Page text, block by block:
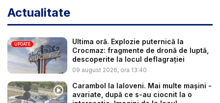
Actualitate
UPDATE
Ultima oră. Explozie puternică la
Crocmaz: fragmente de dronă de luptă,
descoperite la locul deflagrației
09 august 2026, ora 13:40
Carambol la Ialoveni. Mai multe mașini -
avariate, după ce s-au ciocnit la o